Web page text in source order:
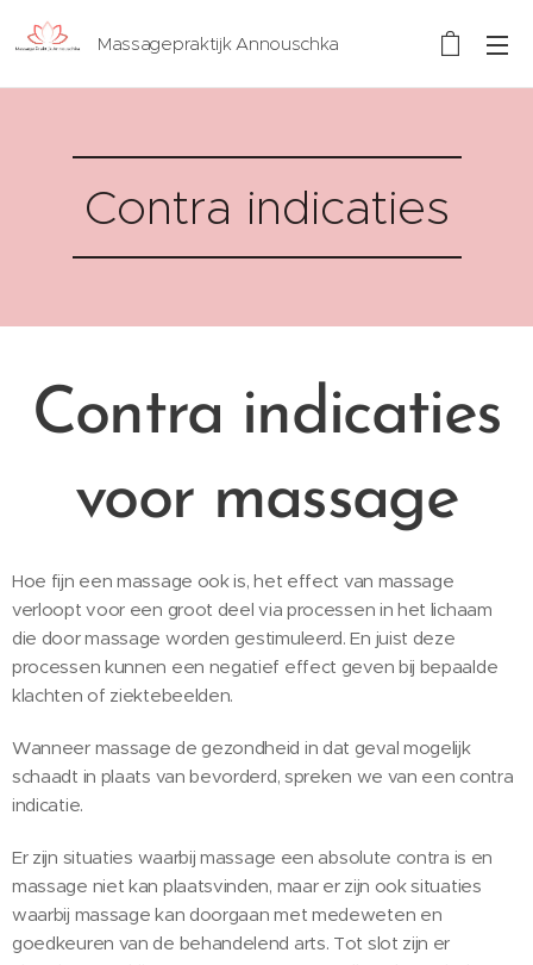
Massagepraktijk Annouschka
Contra indicaties
Contra indicaties
voor massage
Hoe fijn een massage ook is, het effect van massage
verloopt voor een groot deel via processen in het lichaam
die door massage worden gestimuleerd. En juist deze
processen kunnen een negatief effect geven bij bepaalde
klachten of ziektebeelden.
Wanneer massage de gezondheid in dat geval mogelijk
schaadt in plaats van bevorderd, spreken we van een contra
indicatie.
Er zijn situaties waarbij massage een absolute contra is en
massage niet kan plaatsvinden, maar er zijn ook situaties
waarbij massage kan doorgaan met medeweten en
goedkeuren van de behandelend arts. Tot slot zijn er